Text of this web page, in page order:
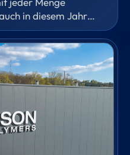
in diesem Jahr
vertreten.